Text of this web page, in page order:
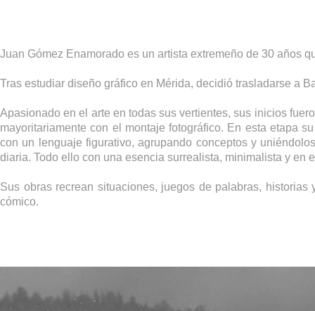
Juan Gómez Enamorado es un artista extremeño de 30 años
Tras estudiar diseño gráfico en Mérida, decidió trasladarse a
Apasionado en el arte en todas sus vertientes, sus inicios
mayoritariamente con el montaje fotográfico. En esta etapa
con un lenguaje figurativo, agrupando conceptos y
diaria. Todo ello con una esencia surrealista, minimalista y en
Sus obras recrean situaciones, juegos de palabras,
cómico.